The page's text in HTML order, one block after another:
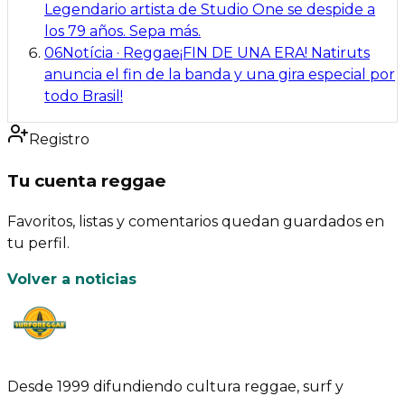
Legendario artista de Studio One se despide a
los 79 años. Sepa más.
06Notícia · Reggae¡FIN DE UNA ERA! Natiruts
anuncia el fin de la banda y una gira especial por
todo Brasil!
Registro
Tu cuenta reggae
Favoritos, listas y comentarios quedan guardados en
tu perfil.
Volver a noticias
Desde 1999 difundiendo cultura reggae, surf y